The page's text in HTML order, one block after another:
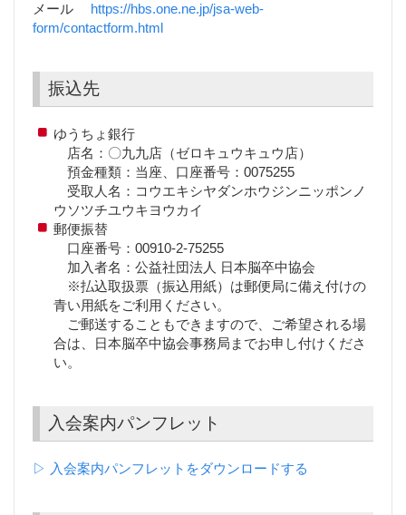
メール https://hbs.one.ne.jp/jsa-web-
form/contactform.html
振込先
ゆうちょ銀行
店名：〇九九店（ゼロキュウキュウ店）
預金種類：当座、口座番号：0075255
受取人名：コウエキシヤダンホウジンニッポンノ
ウソツチユウキヨウカイ
郵便振替
口座番号：00910-2-75255
加入者名：公益社団法人 日本脳卒中協会
※払込取扱票（振込用紙）は郵便局に備え付けの
青い用紙をご利用ください。
ご郵送することもできますので、ご希望される場
合は、日本脳卒中協会事務局までお申し付けくださ
い。
入会案内パンフレット
▷ 入会案内パンフレットをダウンロードする